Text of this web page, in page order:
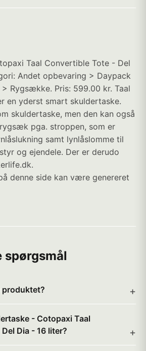
Taal Convertible Tote - Del
Andet opbevaring > Daypack
Rygsække. Pris: 599.00 kr. Taal
en yderst smart skuldertaske.
skuldertaske, men den kan også
pga. stroppen, som er
samt lynlåslomme til
og ejendele. Der er derudo
denne side kan være genereret
spørgsmål
produktet?
- Cotopaxi Taal
Dia - 16 liter?